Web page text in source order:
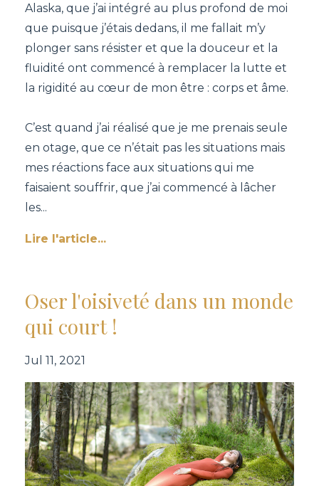
Alaska, que j’ai intégré au plus profond de moi
que puisque j’étais dedans, il me fallait m’y
plonger sans résister et que la douceur et la
fluidité ont commencé à remplacer la lutte et
la rigidité au cœur de mon être : corps et âme.
C’est quand j’ai réalisé que je me prenais seule
en otage, que ce n’était pas les situations mais
mes réactions face aux situations qui me
faisaient souffrir, que j’ai commencé à lâcher
les...
Lire l'article...
Oser l'oisiveté dans un monde
qui court !
Jul 11, 2021